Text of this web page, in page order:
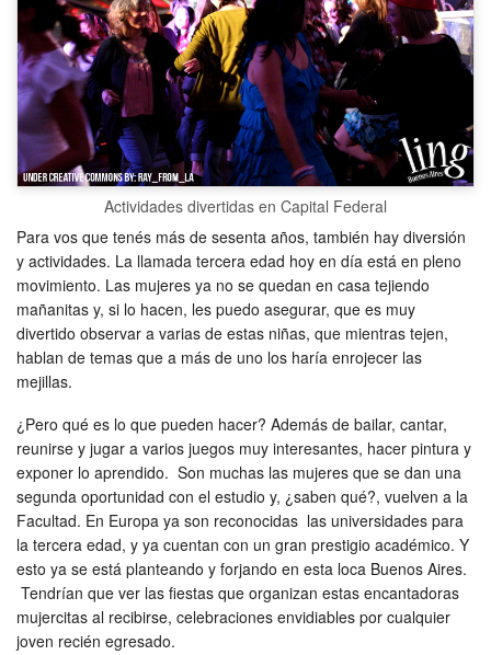
Actividades divertidas en Capital Federal
Para vos que tenés más de sesenta años, también hay diversión
y actividades. La llamada tercera edad hoy en día está en pleno
movimiento. Las mujeres ya no se quedan en casa tejiendo
mañanitas y, si lo hacen, les puedo asegurar, que es muy
divertido observar a varias de estas niñas, que mientras tejen,
hablan de temas que a más de uno los haría enrojecer las
mejillas.
¿Pero qué es lo que pueden hacer? Además de bailar, cantar,
reunirse y jugar a varios juegos muy interesantes, hacer pintura y
exponer lo aprendido. Son muchas las mujeres que se dan una
segunda oportunidad con el estudio y, ¿saben qué?, vuelven a la
Facultad. En Europa ya son reconocidas las universidades para
la tercera edad, y ya cuentan con un gran prestigio académico. Y
esto ya se está planteando y forjando en esta loca Buenos Aires.
Tendrían que ver las fiestas que organizan estas encantadoras
mujercitas al recibirse, celebraciones envidiables por cualquier
joven recién egresado.